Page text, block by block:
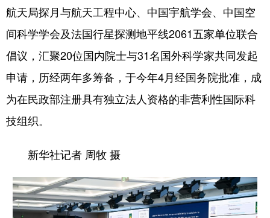
航天局探月与航天工程中心、中国宇航学会、中国空
间科学学会及法国行星探测地平线2061五家单位联合
倡议，汇聚20位国内院士与31名国外科学家共同发起
申请，历经两年多筹备，于今年4月经国务院批准，成
为在民政部注册具有独立法人资格的非营利性国际科
技组织。
新华社记者 周牧 摄